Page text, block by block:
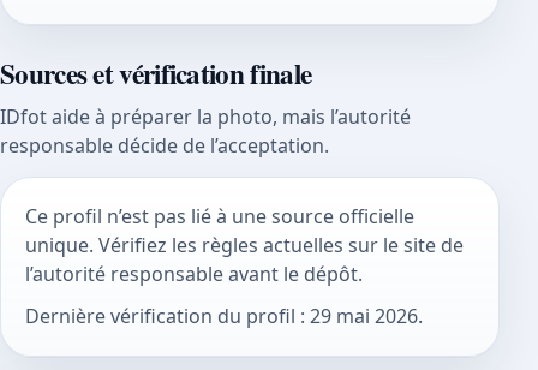
Sources et vérification finale
IDfot aide à préparer la photo, mais l’autorité
responsable décide de l’acceptation.
Ce profil n’est pas lié à une source officielle
unique. Vérifiez les règles actuelles sur le site de
l’autorité responsable avant le dépôt.
Dernière vérification du profil : 29 mai 2026.